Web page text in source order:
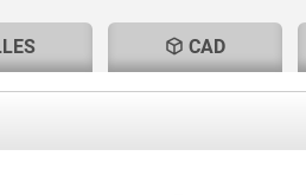
CAD